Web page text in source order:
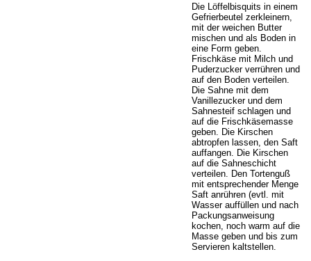
Die Löffelbisquits in einem
Gefrierbeutel zerkleinern,
mit der weichen Butter
mischen und als Boden in
eine Form geben.
Frischkäse mit Milch und
Puderzucker verrühren und
auf den Boden verteilen.
Die Sahne mit dem
Vanillezucker und dem
Sahnesteif schlagen und
auf die Frischkäsemasse
geben. Die Kirschen
abtropfen lassen, den Saft
auffangen. Die Kirschen
auf die Sahneschicht
verteilen. Den Tortenguß
mit entsprechender Menge
Saft anrühren (evtl. mit
Wasser auffüllen und nach
Packungsanweisung
kochen, noch warm auf die
Masse geben und bis zum
Servieren kaltstellen.